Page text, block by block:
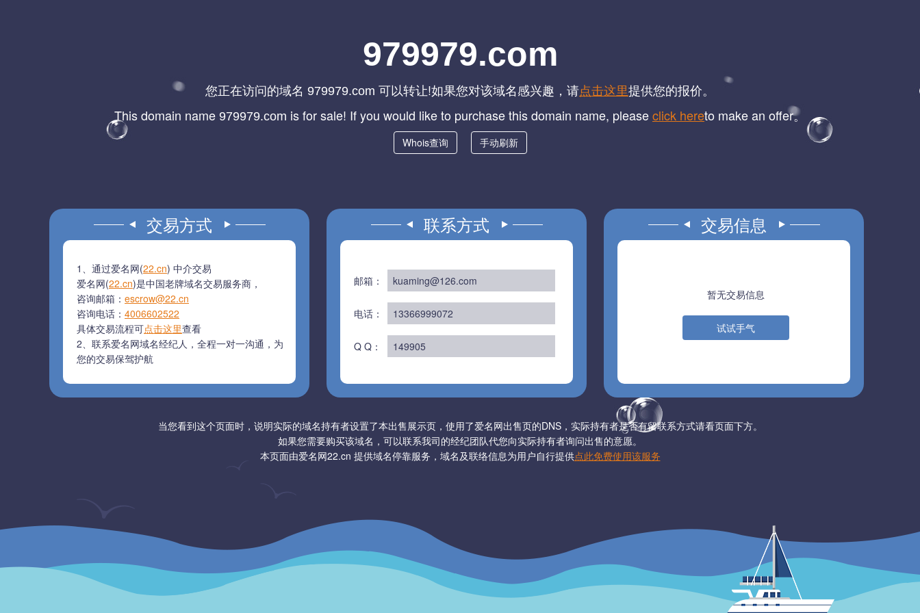
979979.com
您正在访问的域名 979979.com 可以转让!如果您对该域名感兴趣，请点击这里提供您的报价。
This domain name 979979.com is for sale! If you would like to purchase this domain name, pleaseclick hereto make an offer。
Whois查询 手动刷新
交易方式
1、通过爱名网(22.cn) 中介交易
爱名网(22.cn)是中国老牌域名交易服务商，
咨询邮箱： escrow@22.cn
咨询电话： 4006602522
具体交易流程可点击这里查看
2、联系爱名网域名经纪人，全程一对一沟通，为
您的交易保驾护航
联系方式
邮箱： kuaming@126.com
电话： 13366999072
Q Q： 149905
交易信息
暂无交易信息
试试手气
当您看到这个页面时，说明实际的域名持有者设置了本出售展示页，使用了爱名网出售页的DNS，实际持有者是否有留联系方式请看页面下方。
如果您需要购买该域名，可以联系我司的经纪团队代您向实际持有者询问出售的意愿。
本页面由爱名网22.cn 提供域名停靠服务，域名及联络信息为用户自行提供点此免费使用该服务